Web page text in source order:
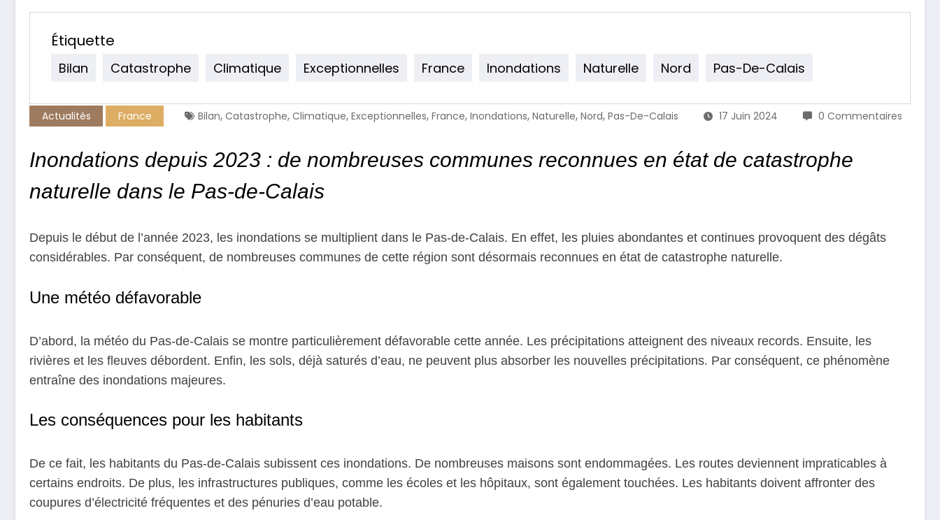
Étiquette
Bilan Catastrophe Climatique Exceptionnelles France Inondations Naturelle Nord Pas-De-Calais
Actualités France Bilan, Catastrophe, Climatique, Exceptionnelles, France, Inondations, Naturelle, Nord, Pas-De-Calais 17 Juin 2024 0 Commentaires
Inondations depuis 2023 : de nombreuses communes reconnues en état de catastrophe
naturelle dans le Pas-de-Calais
Depuis le début de l’année 2023, les inondations se multiplient dans le Pas-de-Calais. En effet, les pluies abondantes et continues provoquent des dégâts
considérables. Par conséquent, de nombreuses communes de cette région sont désormais reconnues en état de catastrophe naturelle.
Une météo défavorable
D’abord, la météo du Pas-de-Calais se montre particulièrement défavorable cette année. Les précipitations atteignent des niveaux records. Ensuite, les
rivières et les fleuves débordent. Enfin, les sols, déjà saturés d’eau, ne peuvent plus absorber les nouvelles précipitations. Par conséquent, ce phénomène
entraîne des inondations majeures.
Les conséquences pour les habitants
De ce fait, les habitants du Pas-de-Calais subissent ces inondations. De nombreuses maisons sont endommagées. Les routes deviennent impraticables à
certains endroits. De plus, les infrastructures publiques, comme les écoles et les hôpitaux, sont également touchées. Les habitants doivent affronter des
coupures d’électricité fréquentes et des pénuries d’eau potable.